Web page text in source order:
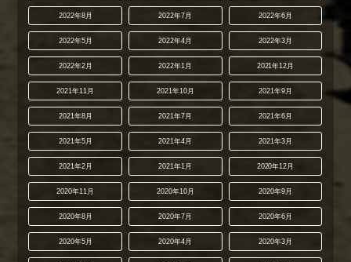
2022年8月 2022年7月 2022年6月
2022年5月 2022年4月 2022年3月
2022年2月 2022年1月 2021年12月
2021年11月 2021年10月 2021年9月
2021年8月 2021年7月 2021年6月
2021年5月 2021年4月 2021年3月
2021年2月 2021年1月 2020年12月
2020年11月 2020年10月 2020年9月
2020年8月 2020年7月 2020年6月
2020年5月 2020年4月 2020年3月